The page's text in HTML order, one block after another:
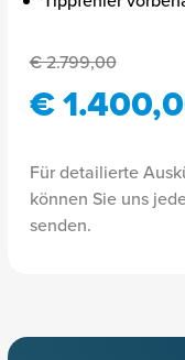
€ 2.799,00
€
Für detailierte
können Sie uns
senden.